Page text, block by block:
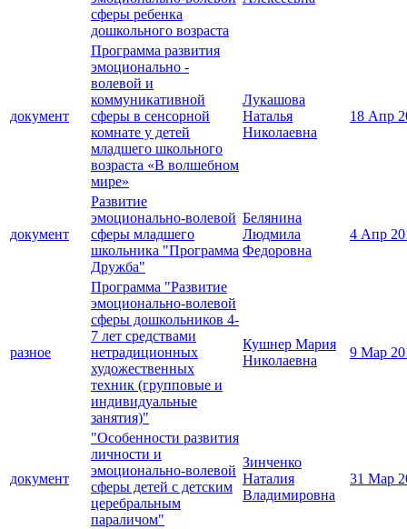
сферы ребенка
дошкольного возраста
документ
Программа развития
эмоционально -
волевой и
коммуникативной
сферы в сенсорной
комнате у детей
младшего школьного
возраста «В волшебном
мире»
Лукашова
Наталья
Николаевна
18 Апр
документ
Развитие
эмоционально-волевой
сферы младшего
школьника "Программа
Дружба"
Белянина
Людмила
Федоровна
4 Апр
разное
Программа "Развитие
эмоционально-волевой
сферы дошкольников 4-
7 лет средствами
нетрадиционных
художественных
техник (групповые и
индивидуальные
занятия)"
Кушнер Мария
Николаевна
9 Мар
документ
"Особенности развития
личности и
эмоционально-волевой
сферы детей с детским
церебральным
параличом"
Зинченко
Наталия
Владимировна
31 Мар